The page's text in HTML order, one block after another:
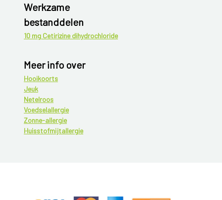
Werkzame
bestanddelen
10 mg Cetirizine dihydrochloride
Meer info over
Hooikoorts
Jeuk
Netelroos
Voedselallergie
Zonne-allergie
Huisstofmijtallergie